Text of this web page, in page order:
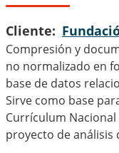
Cliente
Compresión y
no normalizado en
base de datos
Sirve como base
Currículum
proyecto de análisis